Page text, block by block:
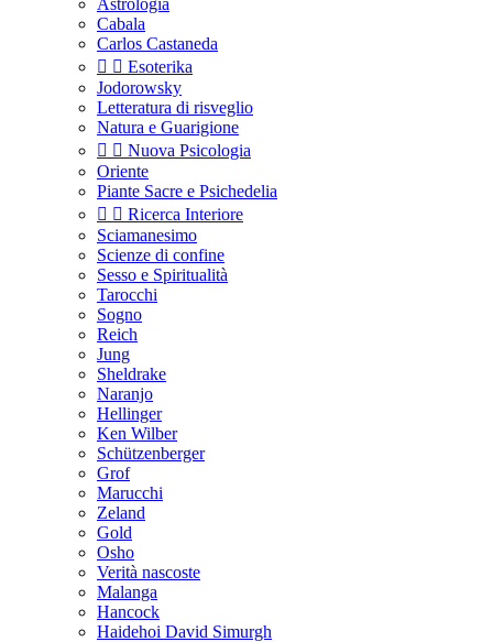
Astrologia
Cabala
Carlos Castaneda
  Esoterika
Jodorowsky
Letteratura di risveglio
Natura e Guarigione
  Nuova Psicologia
Oriente
Piante Sacre e Psichedelia
  Ricerca Interiore
Sciamanesimo
Scienze di confine
Sesso e Spiritualità
Tarocchi
Sogno
Reich
Jung
Sheldrake
Naranjo
Hellinger
Ken Wilber
Schützenberger
Grof
Marucchi
Zeland
Gold
Osho
Verità nascoste
Malanga
Hancock
Haidehoi David Simurgh